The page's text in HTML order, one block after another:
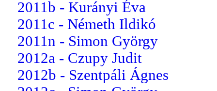
2011b - Kurányi Éva
2011c - Németh Ildikó
2011n - Simon György
2012a - Czupy Judit
2012b - Szentpáli Ágnes